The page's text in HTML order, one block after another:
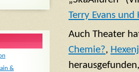
Terry Evans und
Auch Theater
Chemie?,
&